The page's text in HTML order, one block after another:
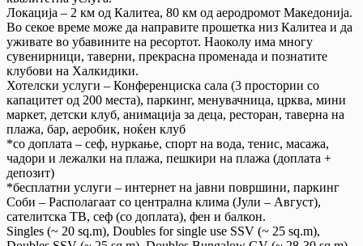
Локација – 2 км од Калитеа, 80 км од аеродромот Македонија.
Во секое време може да направите прошетка низ Калитеа и да
уживате во убавините на ресортот. Наоколу има многу
сувенирници, таверни, прекрасна променада и познатите
клубови на Халкидики.
Хотелски услуги – Конференциска сала (3 простории со
капацитет од 200 места), паркинг, менувачница, црква, мини
маркет, детски клуб, анимација за деца, ресторан, таверна на
плажа, бар, аеробик, ноќен клуб
*со доплата – сеф, нуркање, спорт на вода, тенис, масажа,
чадори и лежалки на плажа, пешкири на плажа (доплата +
депозит)
*бесплатни услуги – интернет на јавни површини, паркинг
Соби – Располагаат со централна клима (Јули – Август),
сателитска ТВ, сеф (со доплата), фен и балкон.
Singles (~ 20 sq.m), Doubles for single use SSV (~ 25 sq.m),